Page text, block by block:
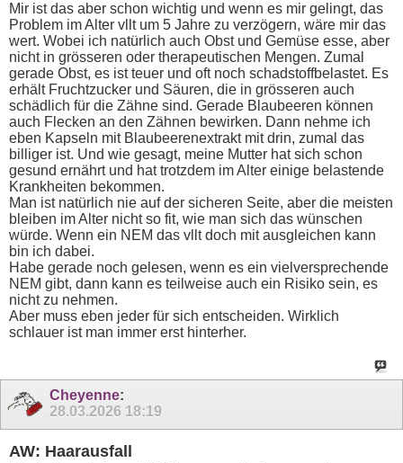
Mir ist das aber schon wichtig und wenn es mir gelingt, das
Problem im Alter vllt um 5 Jahre zu verzögern, wäre mir das
wert. Wobei ich natürlich auch Obst und Gemüse esse, aber
nicht in grösseren oder therapeutischen Mengen. Zumal
gerade Obst, es ist teuer und oft noch schadstoffbelastet. Es
erhält Fruchtzucker und Säuren, die in grösseren auch
schädlich für die Zähne sind. Gerade Blaubeeren können
auch Flecken an den Zähnen bewirken. Dann nehme ich
eben Kapseln mit Blaubeerenextrakt mit drin, zumal das
billiger ist. Und wie gesagt, meine Mutter hat sich schon
gesund ernährt und hat trotzdem im Alter einige belastende
Krankheiten bekommen.
Man ist natürlich nie auf der sicheren Seite, aber die meisten
bleiben im Alter nicht so fit, wie man sich das wünschen
würde. Wenn ein NEM das vllt doch mit ausgleichen kann
bin ich dabei.
Habe gerade noch gelesen, wenn es ein vielversprechende
NEM gibt, dann kann es teilweise auch ein Risiko sein, es
nicht zu nehmen.
Aber muss eben jeder für sich entscheiden. Wirklich
schlauer ist man immer erst hinterher.
Cheyenne:
28.03.2026 18:19
AW: Haarausfall